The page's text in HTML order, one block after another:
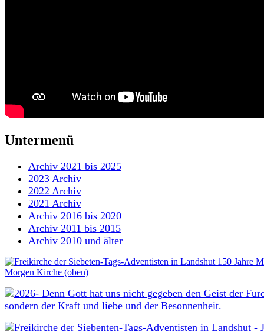
Untermenü
Archiv 2021 bis 2025
2023 Archiv
2022 Archiv
2021 Archiv
Archiv 2016 bis 2020
Archiv 2011 bis 2015
Archiv 2010 und älter